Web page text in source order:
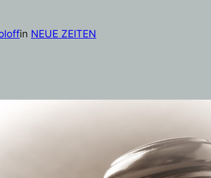
in NEUE ZEITEN